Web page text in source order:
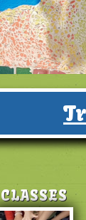
CLASSES